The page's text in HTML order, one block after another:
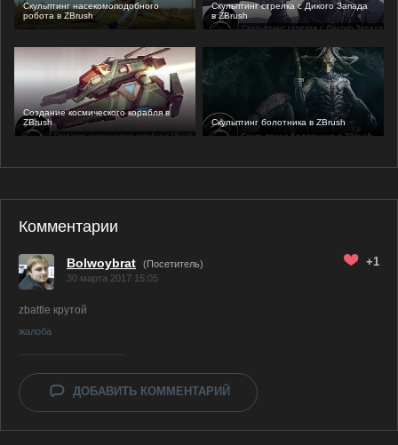
Скульптинг насекомоподобного
робота в ZBrush
Скульптинг стрелка с Дикого Запада
в ZBrush
Создание космического корабля в
ZBrush
Скульптинг болотника в ZBrush
Комментарии
Bolwoybrat
(Посетитель)
30 марта 2017 15:05
+1
zbattle крутой
жалоба
ДОБАВИТЬ КОММЕНТАРИЙ